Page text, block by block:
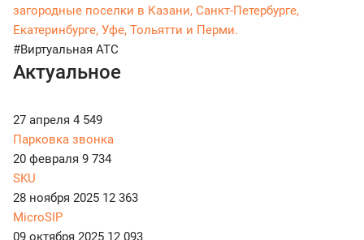
загородные поселки в Казани, Санкт-Петербурге,
Екатеринбурге, Уфе, Тольятти и Перми.
#Виртуальная АТС
Актуальное
27 апреля 4 549
Парковка звонка
20 февраля 9 734
SKU
28 ноября 2025 12 363
MicroSIP
09 октября 2025 12 093